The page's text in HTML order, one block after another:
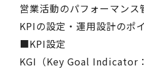
営業活動のパフォーマン
KPIの設定・運用設計のポ
■KPI設定
KGI（Key Goal Indicator